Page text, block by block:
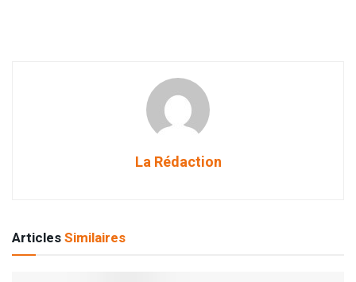
La Rédaction
ArticlesSimilaires